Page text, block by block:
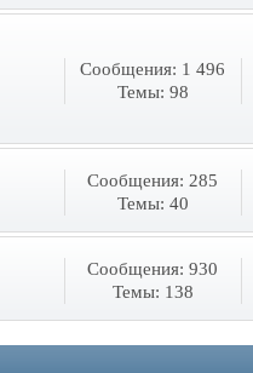
Сообщения: 1 496
Темы: 98
Сообщения: 285
Темы: 40
Сообщения: 930
Темы: 138